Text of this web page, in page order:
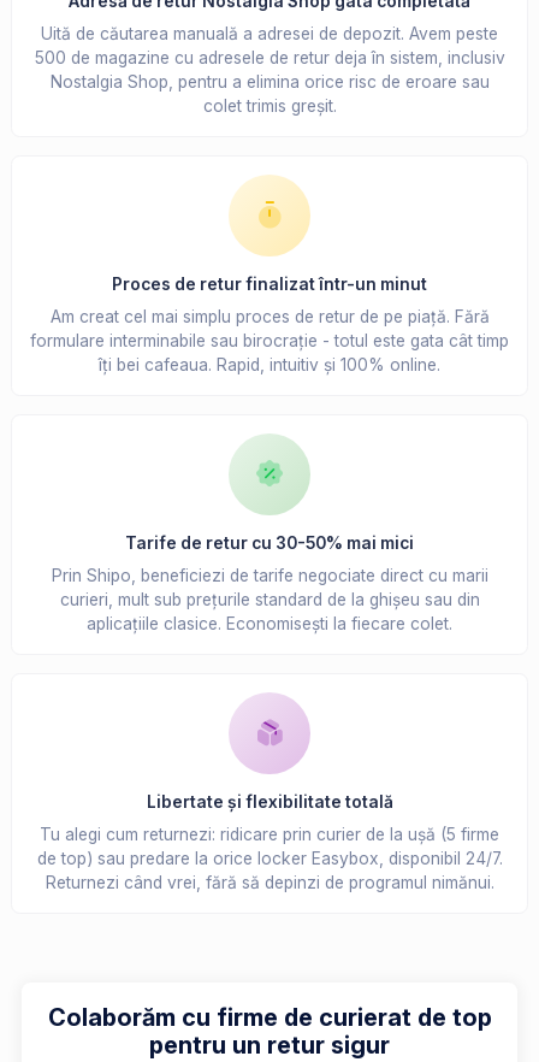
Uită de căutarea manuală a adresei de depozit. Avem peste
500 de magazine cu adresele de retur deja în sistem, inclusiv
Nostalgia Shop, pentru a elimina orice risc de eroare sau
colet trimis greșit.
Proces de retur finalizat într-un minut
Am creat cel mai simplu proces de retur de pe piață. Fără
formulare interminabile sau birocrație - totul este gata cât timp
îți bei cafeaua. Rapid, intuitiv și 100% online.
Tarife de retur cu 30-50% mai mici
Prin Shipo, beneficiezi de tarife negociate direct cu marii
curieri, mult sub prețurile standard de la ghișeu sau din
aplicațiile clasice. Economisești la fiecare colet.
Libertate și flexibilitate totală
Tu alegi cum returnezi: ridicare prin curier de la ușă (5 firme
de top) sau predare la orice locker Easybox, disponibil 24/7.
Returnezi când vrei, fără să depinzi de programul nimănui.
Colaborăm cu firme de curierat de top
pentru un retur sigur